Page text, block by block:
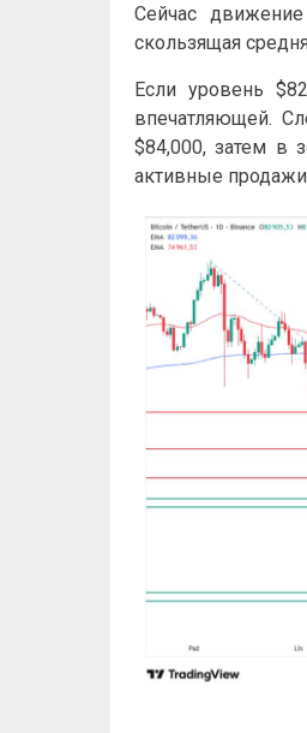
Сейчас
скользящая
Если уровень
впечатляющей.
$84,000, затем в
активные